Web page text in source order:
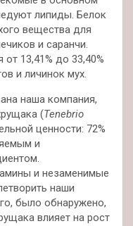
липиды. Белок
вещества для
и саранчи.
13,41% до 33,40%
и личинок мух.
наша компания,
(Tenebrio
ценности: 72%
и
и незаменимые
наши
было обнаружено,
влияет на рост